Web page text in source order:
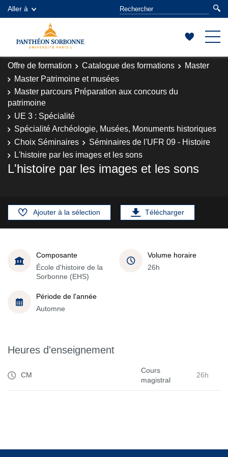
Aller à
Offre de formation Catalogue des formations
Master
Master Patrimoine et musées
Master parcours Préparation aux concours du
patrimoine
UE 3 : Spécialité
Spécialité Archéologie, Musées, Monuments historiques
Choix Séminaires
Séminaires de l'UFR 09 - Histoire
L'histoire par les images et les sons
L'histoire par les images et les sons
Ajouter à la sélection Télécharger
Composante
École d'histoire de la
Sorbonne (EHS)
Volume horaire
26h
Période de l'année
Automne
Heures d'enseignement
CM
Cours
magistral
26h